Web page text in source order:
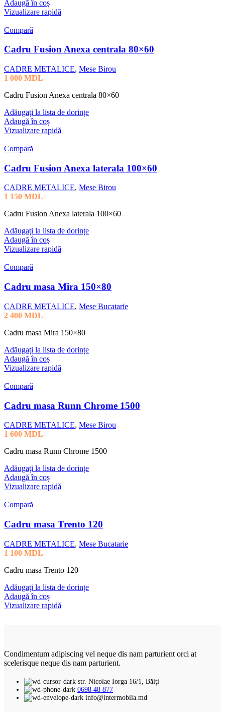
Adaugă în coș
Vizualizare rapidă
Compară
Cadru Fusion Anexa centrala 80×60
CADRE METALICE, Mese Birou
1 000 MDL
Cadru Fusion Anexa centrala 80×60
Adăugați la lista de dorințe
Adaugă în coș
Vizualizare rapidă
Compară
Cadru Fusion Anexa laterala 100×60
CADRE METALICE, Mese Birou
1 150 MDL
Cadru Fusion Anexa laterala 100×60
Adăugați la lista de dorințe
Adaugă în coș
Vizualizare rapidă
Compară
Cadru masa Mira 150×80
CADRE METALICE, Mese Bucatarie
2 400 MDL
Cadru masa Mira 150×80
Adăugați la lista de dorințe
Adaugă în coș
Vizualizare rapidă
Compară
Cadru masa Runn Chrome 1500
CADRE METALICE, Mese Birou
1 600 MDL
Cadru masa Runn Chrome 1500
Adăugați la lista de dorințe
Adaugă în coș
Vizualizare rapidă
Compară
Cadru masa Trento 120
CADRE METALICE, Mese Bucatarie
1 100 MDL
Cadru masa Trento 120
Adăugați la lista de dorințe
Adaugă în coș
Vizualizare rapidă
Condimentum adipiscing vel neque dis nam parturient orci at
scelerisque neque dis nam parturient.
str. Nicolae Iorga 16/1, Bălți
0698 48 877
info@intermobila.md